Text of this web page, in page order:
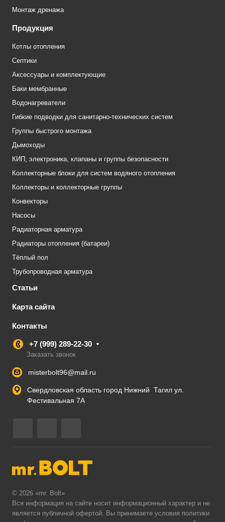
Монтаж дренажа
Продукция
Котлы отопления
Септики
Аксессуары и комплектующие
Баки мембранные
Водонагреватели
Гибкие подводки для санитарно-технических систем
Группы быстрого монтажа
Дымоходы
КИП, электроника, клапаны и группы безопасности
Коллекторные блоки для систем водяного отопления
Коллекторы и коллекторные группы
Конвекторы
Насосы
Радиаторная арматура
Радиаторы отопления (батареи)
Тёплый пол
Трубопроводная арматура
Статьи
Карта сайта
Контакты
+7 (999) 289-22-30
Заказать звонок
misterbolt96@mail.ru
Свердловская область город Нижний Тагил ул.
Фестивальная 7А
© 2026 «mr. Bolt»
Вся информация на сайте носит информационный характер и не
является публичной офертой. Вы принимаете условия политики